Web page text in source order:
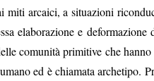
miti arcaici, a situazioni
elaborazione e
comunità primitive che
ed è chiamata